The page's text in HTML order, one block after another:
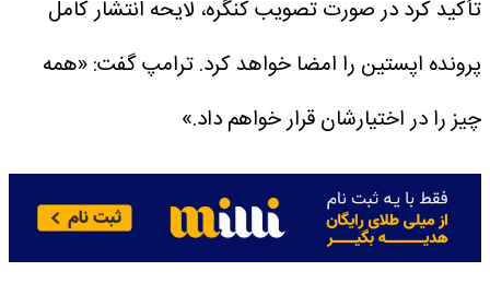
تأکید کرد در صورت تصویب کنگره، لایحه انتشار کامل
پرونده اپستین را امضا خواهد کرد.ترامپ گفت: «همه
چیز را در اختیارشان قرار خواهم داد.»